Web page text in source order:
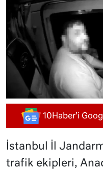
10Haber'i
İstanbul İl
trafik ekipleri,